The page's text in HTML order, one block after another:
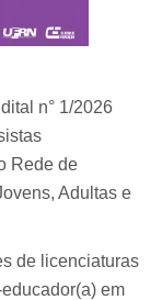
n° 1/2026
Rede de
Adultas e
de licenciaturas
em